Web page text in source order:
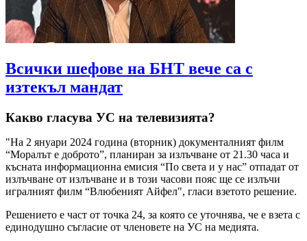
Всички шефове на БНТ вече са с
изтекъл мандат
Какво гласува УС на телевизията?
"На 2 януари 2024 година (вторник) документалният филм
“Моралът е доброто”, планиран за излъчване от 21.30 часа и
късната информационна емисия “По света и у нас” отпадат от
излъчване от излъчване и в този часови пояс ще се излъчи
игралният филм “Влюбеният Айфел", гласи взетото решение.
Решението е част от точка 24, за която се уточнява, че е взета с
единодушно съгласие от членовете на УС на медията.